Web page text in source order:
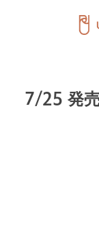
7/25 発